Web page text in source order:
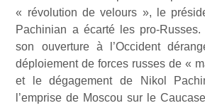
« révolution de velours », le
Pachinian a écarté les pro-
son ouverture à l’Occident
déploiement de forces russes de «
et le dégagement de Nikol
l’emprise de Moscou sur le